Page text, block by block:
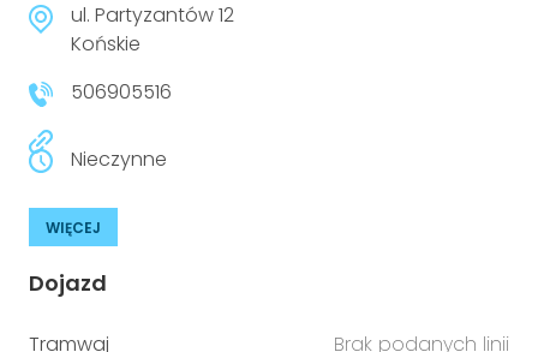
ul. Partyzantów 12
Końskie
506905516
Nieczynne
WIĘCEJ
Dojazd
Tramwaj
Brak podanych linii